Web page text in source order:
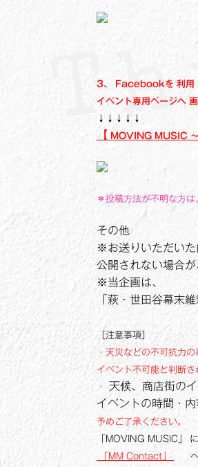
3、 Facebookを 利用
イベント専用ページへ
↓↓↓↓↓
【 MOVING MUSIC
＊投稿方法が不明な方は
その他
※お送りいただいた
公開されない場合が
※当企画は、
「萩・世田谷幕末
［注意事項］
・天災などの不可抗力の
イベント不可能と判断さ
・
天候、商店街の
イベントの時間・
予めご了承ください。
「MOVING MUSIC」
「MM Contact」